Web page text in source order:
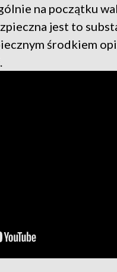
na początku
jest to
środkiem